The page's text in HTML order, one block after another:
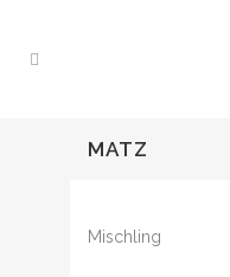
MATZ
Mischling